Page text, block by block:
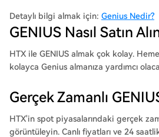
Detaylı bilgi almak için: Genius Nedir?
GENIUS Nasıl Satın
HTX ile GENIUS almak çok kolay.
kolayca Genius almanıza yardımcı
Gerçek Zamanlı
HTX'in spot piyasalarındaki gerçek
görüntüleyin. Canlı fiyatları ve 24